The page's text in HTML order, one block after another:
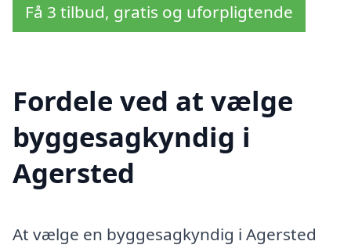
Få 3 tilbud, gratis og uforpligtende
Fordele ved at vælge
byggesagkyndig i
Agersted
At vælge en byggesagkyndig i Agersted